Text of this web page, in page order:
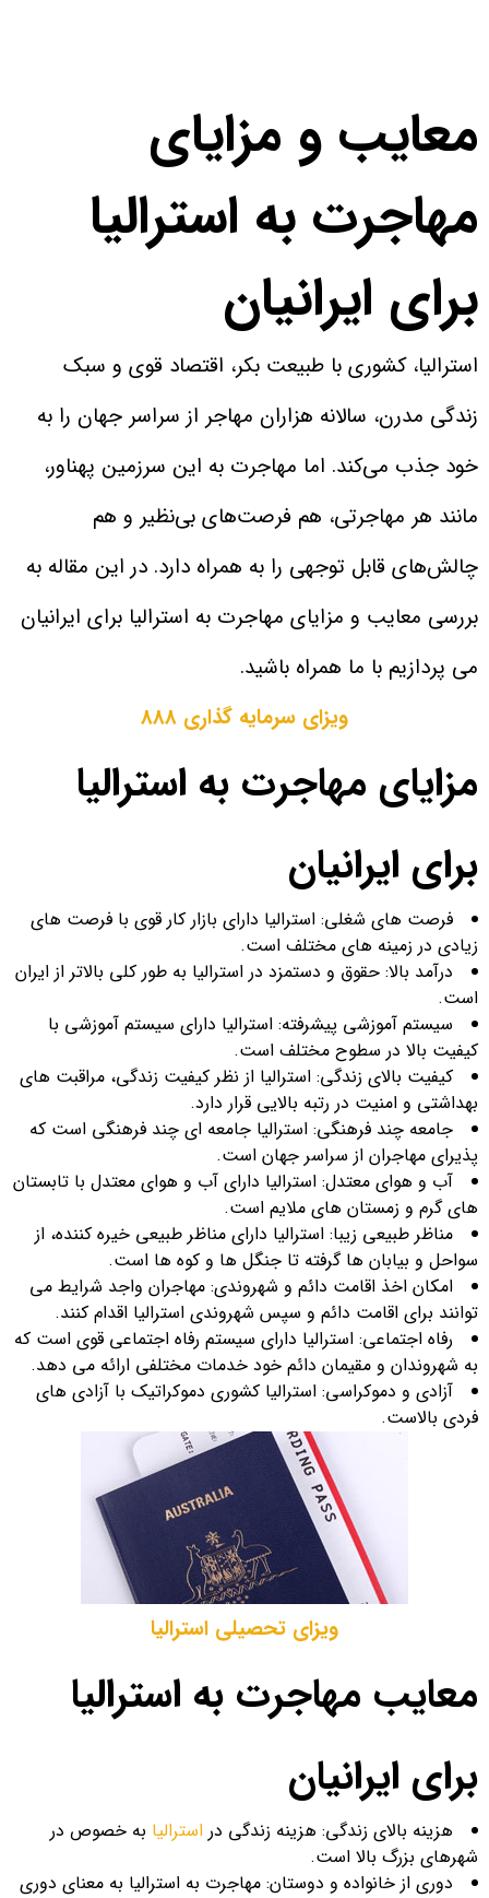
معایب و مزایای
مهاجرت به استرالیا
برای ایرانیان
استرالیا، کشوری با طبیعت بکر، اقتصاد قوی و سبک
زندگی مدرن، سالانه هزاران مهاجر از سراسر جهان را به
خود جذب می‌کند. اما مهاجرت به این سرزمین پهناور،
مانند هر مهاجرتی، هم فرصت‌های بی‌نظیر و هم
چالش‌های قابل توجهی را به همراه دارد. در این مقاله به
بررسی معایب و مزایای مهاجرت به استرالیا برای ایرانیان
می پردازیم با ما همراه باشید.
ویزای سرمایه گذاری 888
مزایای مهاجرت به استرالیا
برای ایرانیان
فرصت های شغلی: استرالیا دارای بازار کار قوی با فرصت های
زیادی در زمینه های مختلف است.
درآمد بالا: حقوق و دستمزد در استرالیا به طور کلی بالاتر از ایران
است.
سیستم آموزشی پیشرفته: استرالیا دارای سیستم آموزشی با
کیفیت بالا در سطوح مختلف است.
کیفیت بالای زندگی: استرالیا از نظر کیفیت زندگی، مراقبت های
بهداشتی و امنیت در رتبه بالایی قرار دارد.
جامعه چند فرهنگی: استرالیا جامعه ای چند فرهنگی است که
پذیرای مهاجران از سراسر جهان است.
آب و هوای معتدل: استرالیا دارای آب و هوای معتدل با تابستان
های گرم و زمستان های ملایم است.
مناظر طبیعی زیبا: استرالیا دارای مناظر طبیعی خیره کننده، از
سواحل و بیابان ها گرفته تا جنگل ها و کوه ها است.
امکان اخذ اقامت دائم و شهروندی: مهاجران واجد شرایط می
توانند برای اقامت دائم و سپس شهروندی استرالیا اقدام کنند.
رفاه اجتماعی: استرالیا دارای سیستم رفاه اجتماعی قوی است که
به شهروندان و مقیمان دائم خود خدمات مختلفی ارائه می دهد.
آزادی و دموکراسی: استرالیا کشوری دموکراتیک با آزادی های
فردی بالاست.
ویزای تحصیلی استرالیا
معایب مهاجرت به استرالیا
برای ایرانیان
هزینه بالای زندگی: هزینه زندگی در استرالیا به خصوص در
شهرهای بزرگ بالا است.
دوری از خانواده و دوستان: مهاجرت به استرالیا به معنای دوری